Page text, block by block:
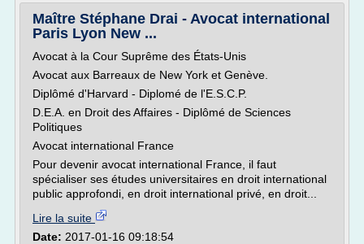
Maître Stéphane Drai - Avocat international
Paris Lyon New ...
Avocat à la Cour Suprême des États-Unis
Avocat aux Barreaux de New York et Genève.
Diplômé d'Harvard - Diplomé de l'E.S.C.P.
D.E.A. en Droit des Affaires - Diplômé de Sciences
Politiques
Avocat international France
Pour devenir avocat international France, il faut
spécialiser ses études universitaires en droit international
public approfondi, en droit international privé, en droit...
Lire la suite
Date: 2017-01-16 09:18:54